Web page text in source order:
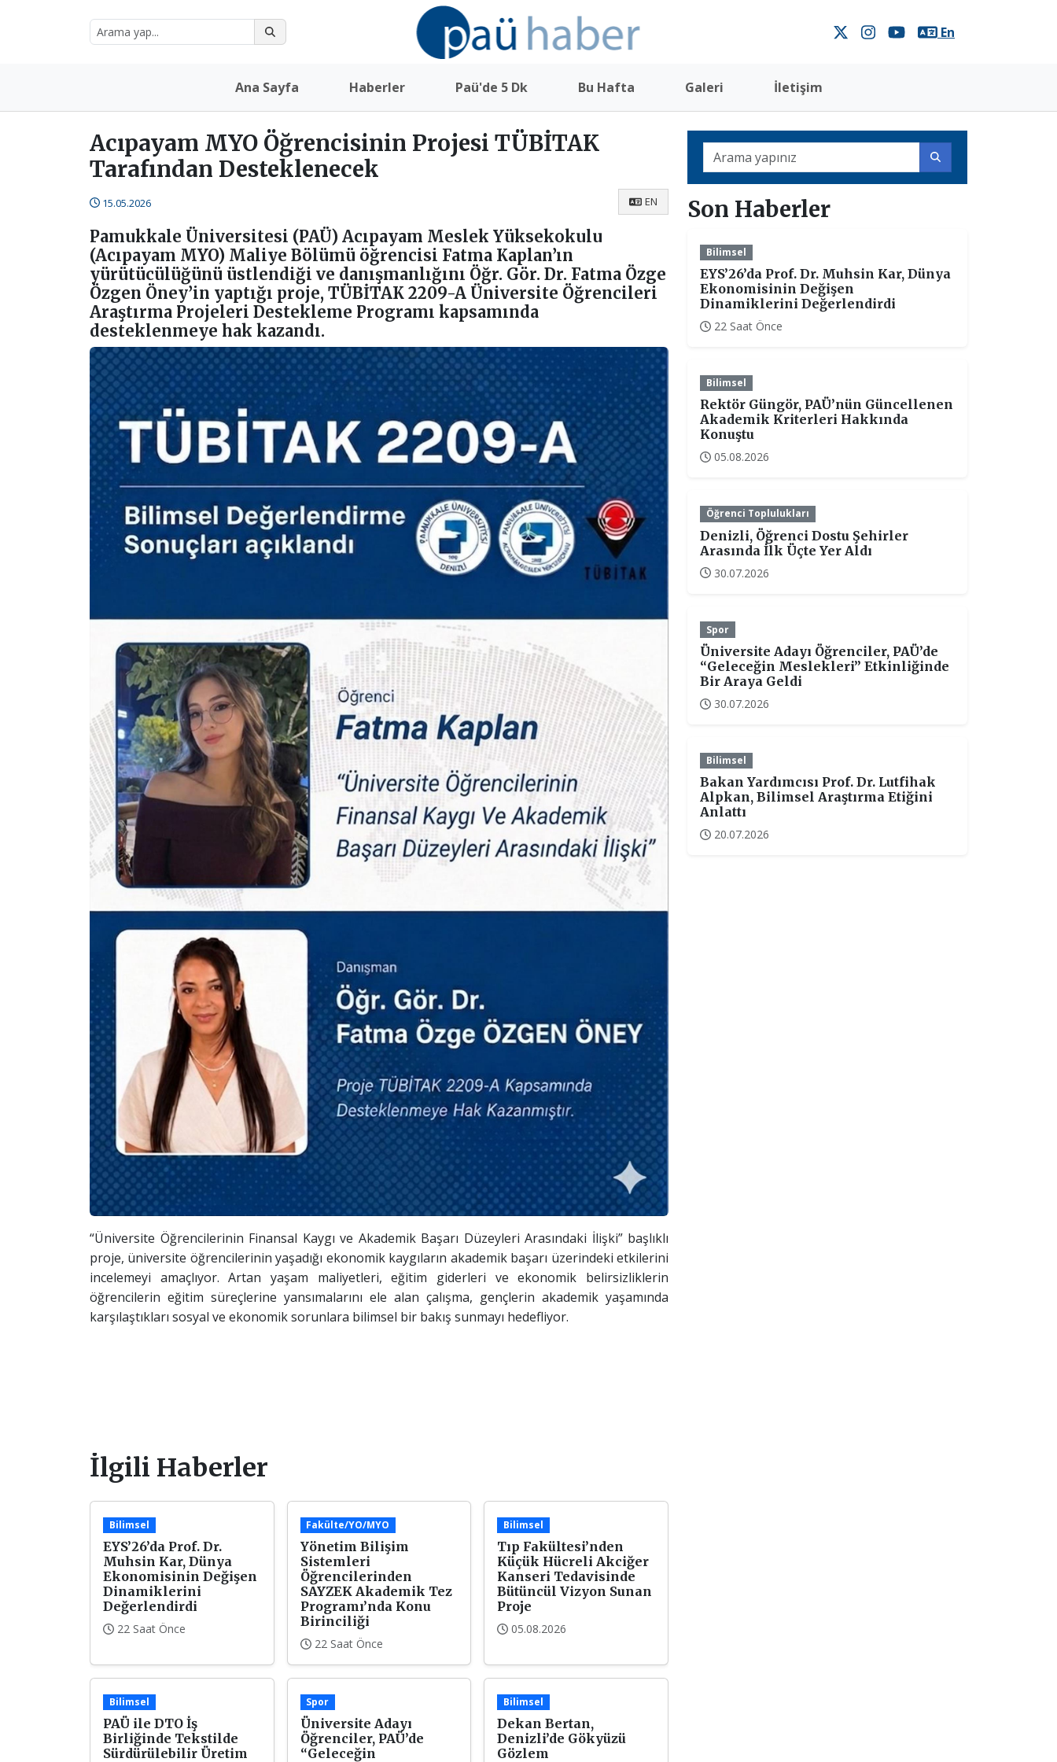
En
Ana Sayfa Haberler Paü'de 5 Dk Bu Hafta Galeri İletişim
Acıpayam MYO Öğrencisinin Projesi TÜBİTAK
Tarafından Desteklenecek
15.05.2026 EN
Pamukkale Üniversitesi (PAÜ) Acıpayam Meslek Yüksekokulu
(Acıpayam MYO) Maliye Bölümü öğrencisi Fatma Kaplan’ın
yürütücülüğünü üstlendiği ve danışmanlığını Öğr. Gör. Dr. Fatma Özge
Özgen Öney’in yaptığı proje, TÜBİTAK 2209-A Üniversite Öğrencileri
Araştırma Projeleri Destekleme Programı kapsamında
desteklenmeye hak kazandı.
“Üniversite Öğrencilerinin Finansal Kaygı ve Akademik Başarı Düzeyleri Arasındaki İlişki” başlıklı
proje, üniversite öğrencilerinin yaşadığı ekonomik kaygıların akademik başarı üzerindeki etkilerini
incelemeyi amaçlıyor. Artan yaşam maliyetleri, eğitim giderleri ve ekonomik belirsizliklerin
öğrencilerin eğitim süreçlerine yansımalarını ele alan çalışma, gençlerin akademik yaşamında
karşılaştıkları sosyal ve ekonomik sorunlara bilimsel bir bakış sunmayı hedefliyor.
İlgili Haberler
Bilimsel
EYS’26’da Prof. Dr.
Muhsin Kar, Dünya
Ekonomisinin Değişen
Dinamiklerini
Değerlendirdi
22 Saat Önce
Fakülte/YO/MYO
Yönetim Bilişim
Sistemleri
Öğrencilerinden
SAYZEK Akademik Tez
Programı’nda Konu
Birinciliği
22 Saat Önce
Bilimsel
Tıp Fakültesi’nden
Küçük Hücreli Akciğer
Kanseri Tedavisinde
Bütüncül Vizyon Sunan
Proje
05.08.2026
Bilimsel
PAÜ ile DTO İş
Birliğinde Tekstilde
Sürdürülebilir Üretim
Spor
Üniversite Adayı
Öğrenciler, PAÜ’de
“Geleceğin
Bilimsel
Dekan Bertan,
Denizli’de Gökyüzü
Gözlem
Son Haberler
Bilimsel
EYS’26’da Prof. Dr. Muhsin Kar, Dünya
Ekonomisinin Değişen
Dinamiklerini Değerlendirdi
22 Saat Önce
Bilimsel
Rektör Güngör, PAÜ’nün Güncellenen
Akademik Kriterleri Hakkında
Konuştu
05.08.2026
Öğrenci Toplulukları
Denizli, Öğrenci Dostu Şehirler
Arasında İlk Üçte Yer Aldı
30.07.2026
Spor
Üniversite Adayı Öğrenciler, PAÜ’de
“Geleceğin Meslekleri” Etkinliğinde
Bir Araya Geldi
30.07.2026
Bilimsel
Bakan Yardımcısı Prof. Dr. Lutfihak
Alpkan, Bilimsel Araştırma Etiğini
Anlattı
20.07.2026